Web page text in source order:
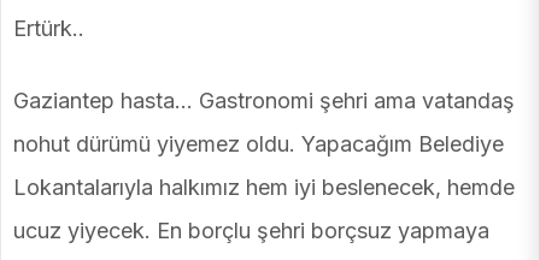
Ertürk..
Gaziantep hasta… Gastronomi şehri ama vatandaş
nohut dürümü yiyemez oldu. Yapacağım Belediye
Lokantalarıyla halkımız hem iyi beslenecek, hemde
ucuz yiyecek. En borçlu şehri borçsuz yapmaya